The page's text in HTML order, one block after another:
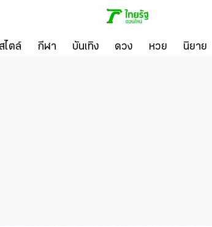
ไตล์ กีฬา บันเทิง ดวง หวย นิยาย